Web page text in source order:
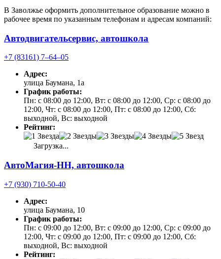
В Заволжье оформить дополнительное образование можно в
рабочее время по указанным телефонам и адресам компаний:
Автодвигательсервис, автошкола
+7 (83161) 7‒64‒05
Адрес:
улица Баумана, 1а
График работы:
Пн: с 08:00 до 12:00, Вт: с 08:00 до 12:00, Ср: с 08:00 до
12:00, Чт: с 08:00 до 12:00, Пт: с 08:00 до 12:00, Сб:
выходной, Вс: выходной
Рейтинг:
Загрузка...
АвтоМагия-НН, автошкола
+7 (930) 710-50-40
Адрес:
улица Баумана, 10
График работы:
Пн: с 09:00 до 12:00, Вт: с 09:00 до 12:00, Ср: с 09:00 до
12:00, Чт: с 09:00 до 12:00, Пт: с 09:00 до 12:00, Сб:
выходной, Вс: выходной
Рейтинг: